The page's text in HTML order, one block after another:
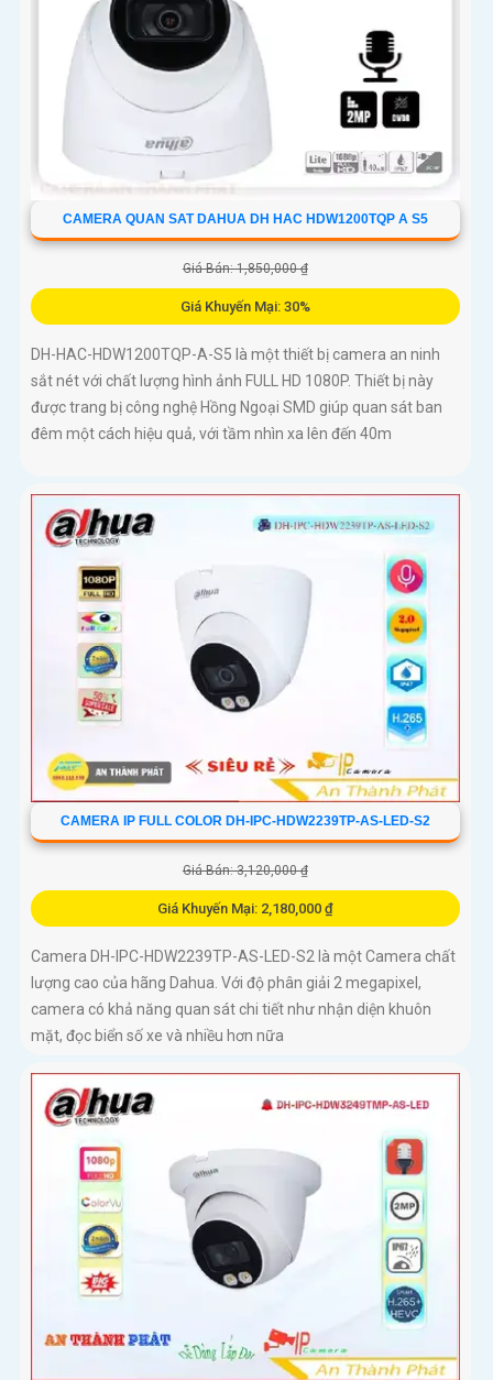
CAMERA QUAN SAT DAHUA DH HAC HDW1200TQP A S5
Giá Bán: 1,850,000 ₫
Giá Khuyến Mại: 30%
DH-HAC-HDW1200TQP-A-S5 là một thiết bị camera an ninh
sắt nét với chất lượng hình ảnh FULL HD 1080P. Thiết bị này
được trang bị công nghệ Hồng Ngoại SMD giúp quan sát ban
đêm một cách hiệu quả, với tầm nhìn xa lên đến 40m
CAMERA IP FULL COLOR DH-IPC-HDW2239TP-AS-LED-S2
Giá Bán: 3,120,000 ₫
Giá Khuyến Mại: 2,180,000 ₫
Camera DH-IPC-HDW2239TP-AS-LED-S2 là một Camera chất
lượng cao của hãng Dahua. Với độ phân giải 2 megapixel,
camera có khả năng quan sát chi tiết như nhận diện khuôn
mặt, đọc biển số xe và nhiều hơn nữa